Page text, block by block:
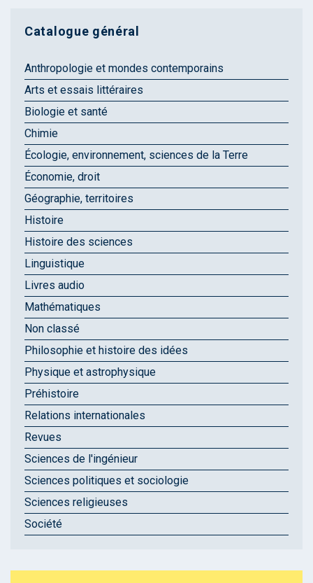
Catalogue général
Anthropologie et mondes contemporains
Arts et essais littéraires
Biologie et santé
Chimie
Écologie, environnement, sciences de la Terre
Économie, droit
Géographie, territoires
Histoire
Histoire des sciences
Linguistique
Livres audio
Mathématiques
Non classé
Philosophie et histoire des idées
Physique et astrophysique
Préhistoire
Relations internationales
Revues
Sciences de l'ingénieur
Sciences politiques et sociologie
Sciences religieuses
Société